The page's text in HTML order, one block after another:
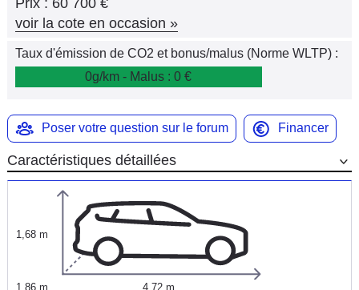
Moto
Marques
voir la cote en occasion »
Taux d'émission de CO2 et bonus/malus (Norme WLTP) :
0g/km - Malus : 0 €
Poser votre question sur le forum Financer
Caractéristiques détaillées
1,68 m
1,86 m 4,72 m